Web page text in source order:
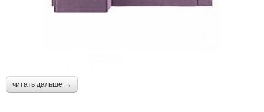
читать дальше →